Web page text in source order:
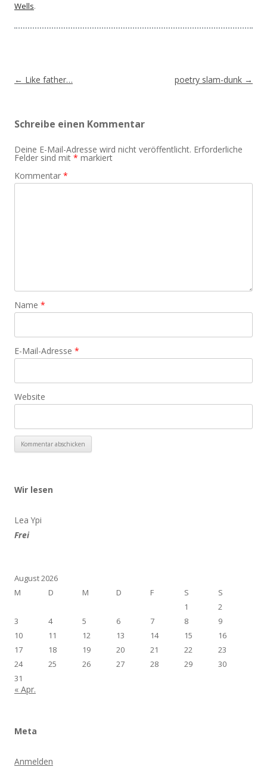
Wells.
Beitragsnavigation
← Like father… poetry slam-dunk →
Schreibe einen Kommentar
Deine E-Mail-Adresse wird nicht veröffentlicht. Erforderliche
Felder sind mit * markiert
Kommentar *
Name *
E-Mail-Adresse *
Website
Wir lesen
Lea Ypi
Frei
August 2026
M
D M D F S
S
1
2
3
4 5 6 7 8
9
10
11 12 13 14 15
16
17
18 19 20 21 22
23
24
25 26 27 28 29
30
31
« Apr.
Meta
Anmelden